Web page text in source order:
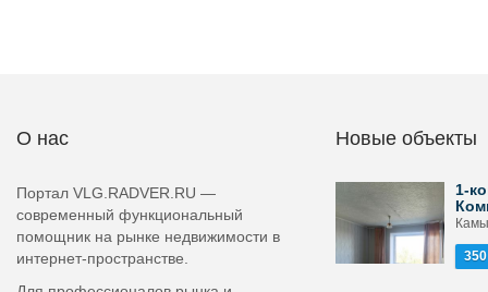
О нас
Портал VLG.RADVER.RU —
современный функциональный
помощник на рынке недвижимости в
интернет-пространстве.
Новые объекты
1-